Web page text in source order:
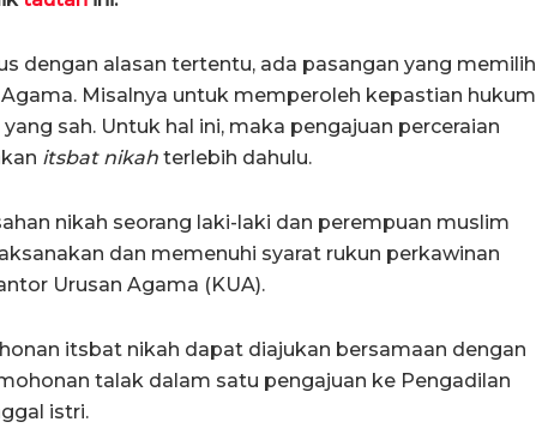
dengan alasan tertentu, ada pasangan yang memilih
Misalnya untuk memperoleh kepastian hukum
sah. Untuk hal ini, maka pengajuan perceraian
itsbat nikah terlebih dahulu.
nikah seorang laki-laki dan perempuan muslim
dan memenuhi syarat rukun perkawinan
Urusan Agama (KUA).
itsbat nikah dapat diajukan bersamaan dengan
talak dalam satu pengajuan ke Pengadilan
istri.